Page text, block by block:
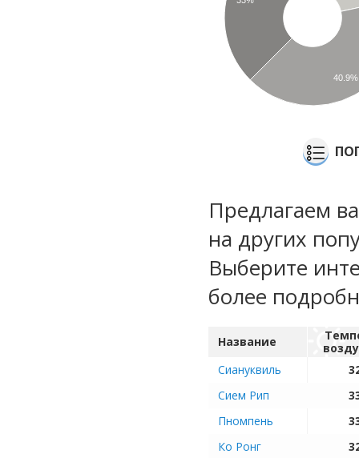
40.9%
Предлагаем
на других
Выберите
более
Название
Сиануквиль
Сием Рип
Пномпень
Ко Ронг